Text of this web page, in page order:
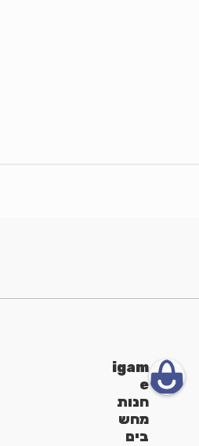
igam
e
חנות
מחש
בים